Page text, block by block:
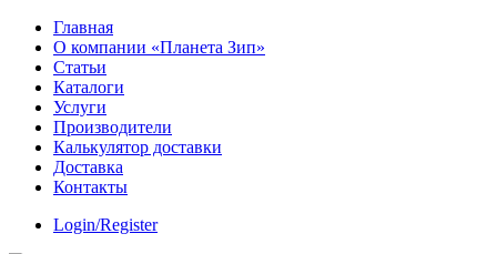
Skip
content
Главная
О компании «Планета Зип»
Статьи
Каталоги
Услуги
Производители
Калькулятор доставки
Доставка
Контакты
Login/Register